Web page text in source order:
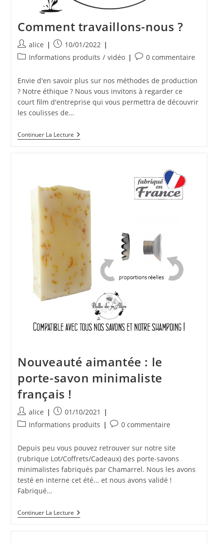
Comment travaillons-nous ?
Auteur/autrice
de
alice
Publication
publiée :
10/01/2022
PostInformations produits / vidéo
Commentaires
la
publication :
0 commentaire
Envie d'en savoir plus sur nos méthodes de production
? Notre éthique ? Nous vous invitons à regarder ce
court film d'entreprise qui vous permettra de découvrir
les coulisses de…
Continuer La LectureComment
Travaillons-
Nouveauté aimantée : le
porte-savon minimaliste
français !
Auteur/autrice
de
alice
Publication
publiée :
01/10/2021
PostInformations produits
Commentaires
publication :
0 commentaire
Depuis peu vous pouvez retrouver sur notre site
(rubrique Lot/Coffrets/Cadeaux) des porte-savons
minimalistes fabriqués par Chamarrel. Nous les avons
testé en interne cet été... et nous avons validé !
Fabriqué…
Continuer La LectureNouveauté
Aimantée